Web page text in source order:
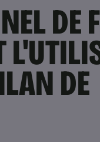
DE
DE